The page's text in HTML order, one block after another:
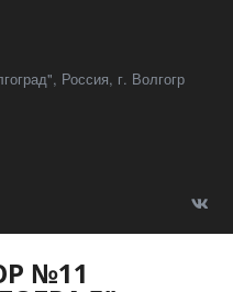
, Россия, г. Волгогр
№11